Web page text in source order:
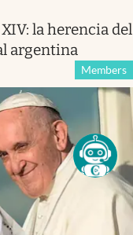
la herencia del
argentina
Members